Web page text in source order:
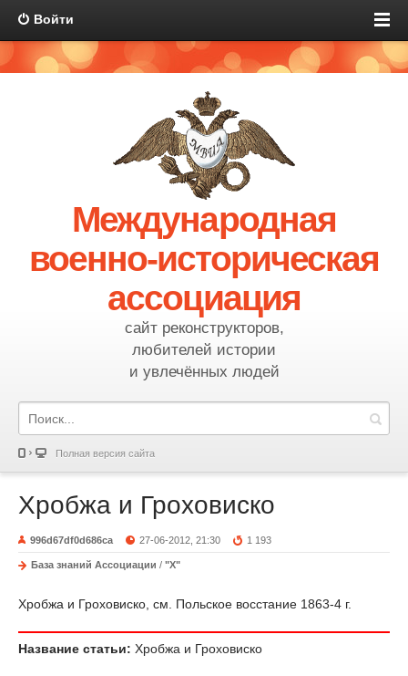
Войти
Международная
военно-историческая
ассоциация
сайт реконструкторов,
любителей истории
и увлечённых людей
Полная версия сайта
Хробжа и Гроховиско
996d67df0d686ca 27-06-2012, 21:30 1 193
База знаний Ассоциации / "Х"
Хробжа и Гроховиско, см. Польское восстание 1863-4 г.
Название статьи: Хробжа и Гроховиско